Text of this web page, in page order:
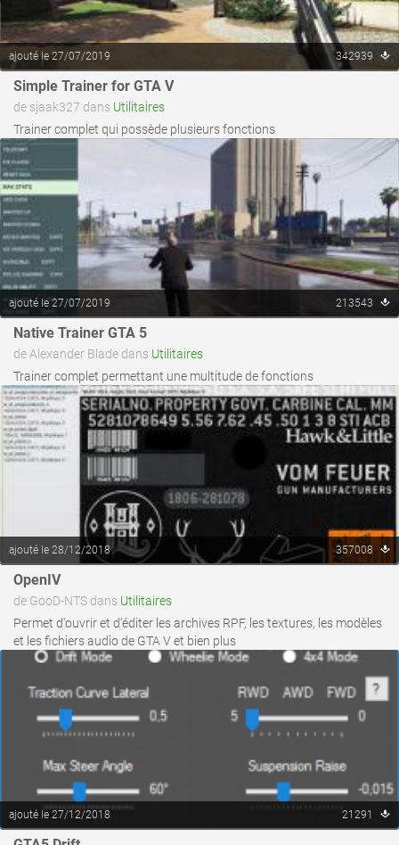
ajouté le 27/07/2019 342939
Simple Trainer for GTA V
de sjaak327 dans Utilitaires
Trainer complet qui possède plusieurs fonctions
ajouté le 27/07/2019 213543
Native Trainer GTA 5
de Alexander Blade dans Utilitaires
Trainer complet permettant une multitude de fonctions
ajouté le 28/12/2018 357008
OpenIV
de GooD-NTS dans Utilitaires
Permet d'ouvrir et d'éditer les archives RPF, les textures, les modèles
et les fichiers audio de GTA V et bien plus
ajouté le 27/12/2018 21291